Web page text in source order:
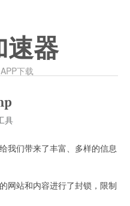
速器
下载
具
们带来了丰富、多样的信息
站和内容进行了封锁，限制